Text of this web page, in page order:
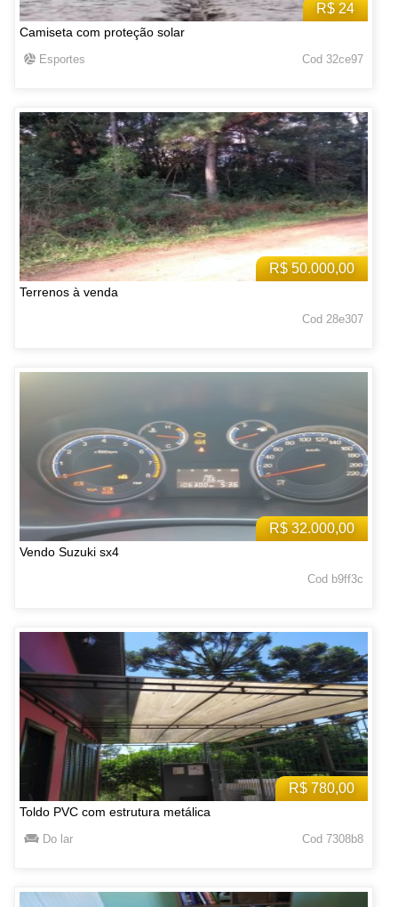
R$ 24
Camiseta com proteção solar
Esportes Cod 32ce97
R$ 50.000,00
Terrenos à venda
Cod 28e307
R$ 32.000,00
Vendo Suzuki sx4
Cod b9ff3c
R$ 780,00
Toldo PVC com estrutura metálica
Do lar Cod 7308b8